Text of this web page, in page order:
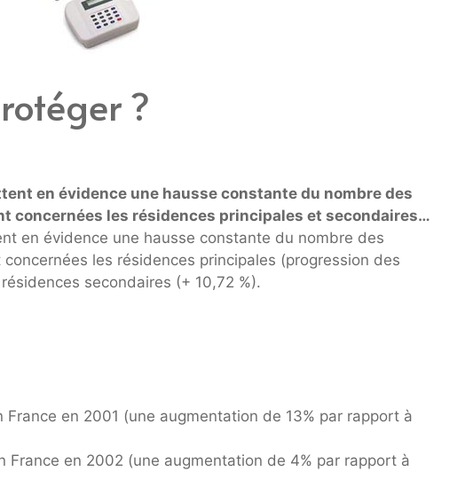
?
en évidence une hausse constante du nombre des
concernées les résidences principales et secondaires…
en évidence une hausse constante du nombre des
les résidences principales (progression des
secondaires (+ 10,72 %).
France en 2001 (une augmentation de 13% par rapport à
France en 2002 (une augmentation de 4% par rapport à